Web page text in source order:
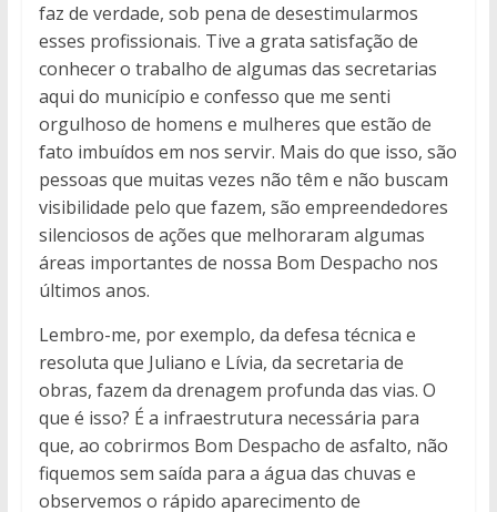
faz de verdade, sob pena de desestimularmos
esses profissionais. Tive a grata satisfação de
conhecer o trabalho de algumas das secretarias
aqui do município e confesso que me senti
orgulhoso de homens e mulheres que estão de
fato imbuídos em nos servir. Mais do que isso, são
pessoas que muitas vezes não têm e não buscam
visibilidade pelo que fazem, são empreendedores
silenciosos de ações que melhoraram algumas
áreas importantes de nossa Bom Despacho nos
últimos anos.
Lembro-me, por exemplo, da defesa técnica e
resoluta que Juliano e Lívia, da secretaria de
obras, fazem da drenagem profunda das vias. O
que é isso? É a infraestrutura necessária para
que, ao cobrirmos Bom Despacho de asfalto, não
fiquemos sem saída para a água das chuvas e
observemos o rápido aparecimento de